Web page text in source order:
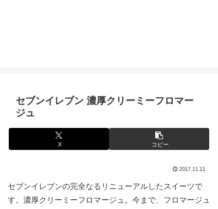
セブンイレブン 濃厚クリーミーフロマー
ジュ
X コピー
2017.11.11
セブンイレブンの完全なるリニューアルしたスイーツで
す。濃厚クリーミーフロマージュ。今まで、フロマージュ